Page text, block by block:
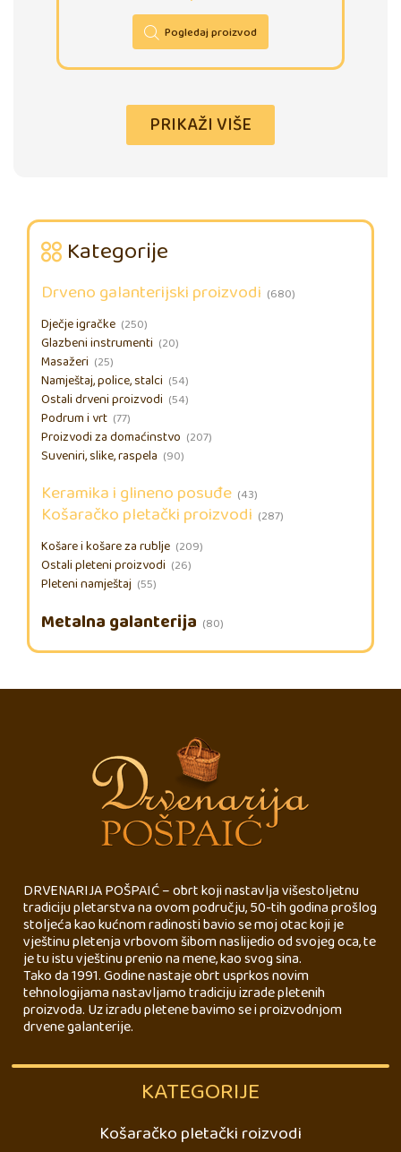
Kategorije
Drveno galanterijski proizvodi (680)
Dječje igračke (250)
Glazbeni instrumenti (20)
Masažeri (25)
Namještaj, police, stalci (54)
Ostali drveni proizvodi (54)
Podrum i vrt (77)
Proizvodi za domaćinstvo (207)
Suveniri, slike, raspela (90)
Keramika i glineno posuđe (43)
Košaračko pletački proizvodi (287)
Košare i košare za rublje (209)
Ostali pleteni proizvodi (26)
Pleteni namještaj (55)
Metalna galanterija (80)
Pogledaj proizvod
PRIKAŽI VIŠE
DRVENARIJA POŠPAIĆ – obrt koji nastavlja višestoljetnu
tradiciju pletarstva na ovom području, 50-tih godina prošlog
stoljeća kao kućnom radinosti bavio se moj otac koji je
vještinu pletenja vrbovom šibom naslijedio od svojeg oca, te
je tu istu vještinu prenio na mene, kao svog sina.
Tako da 1991. Godine nastaje obrt usprkos novim
tehnologijama nastavljamo tradiciju izrade pletenih
proizvoda. Uz izradu pletene bavimo se i proizvodnjom
drvene galanterije.
KATEGORIJE
Košaračko pletački roizvodi